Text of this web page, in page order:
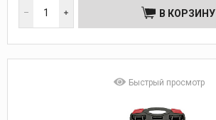
В КОРЗИНУ
Быстрый просмотр